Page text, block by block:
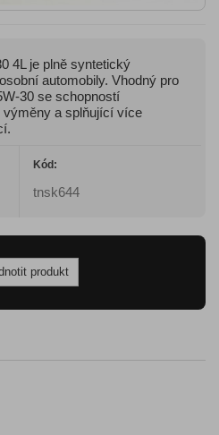
4L je plně syntetický
automobily. Vhodný pro
30 se schopností
výměny a splňující více
Kód:
tnsk644
produkt